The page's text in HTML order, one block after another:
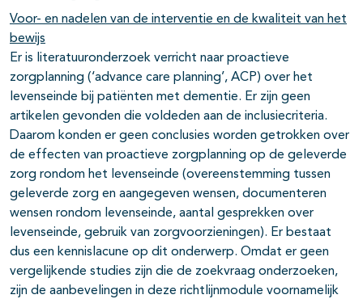
Voor- en nadelen van de interventie en de kwaliteit van het
bewijs
Er is literatuuronderzoek verricht naar proactieve
zorgplanning (‘advance care planning’, ACP) over het
levenseinde bij patiënten met dementie. Er zijn geen
artikelen gevonden die voldeden aan de inclusiecriteria.
Daarom konden er geen conclusies worden getrokken over
de effecten van proactieve zorgplanning op de geleverde
zorg rondom het levenseinde (overeenstemming tussen
geleverde zorg en aangegeven wensen, documenteren
wensen rondom levenseinde, aantal gesprekken over
levenseinde, gebruik van zorgvoorzieningen). Er bestaat
dus een kennislacune op dit onderwerp. Omdat er geen
vergelijkende studies zijn die de zoekvraag onderzoeken,
zijn de aanbevelingen in deze richtlijnmodule voornamelijk